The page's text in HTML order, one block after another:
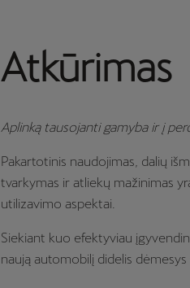
Atkūrimas
Aplinką tausojanti gamyba ir į
Pakartotinis naudojimas, dalių
tvarkymas ir atliekų mažinimas
utilizavimo aspektai.
Siekiant kuo efektyviau
naują automobilį didelis